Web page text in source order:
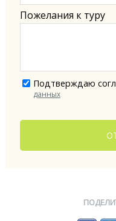
Пожелания к туру
Подтверждаю
данных